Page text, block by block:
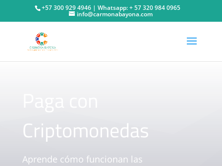
+57 300 929 4946 | Whatsapp: + 57 320 984 0965
info@carmonabayona.com
Criptomonedas
Aprende cómo funcionan las